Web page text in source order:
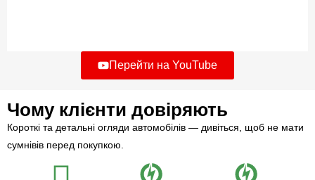
Перейти на YouTube
Чому клієнти довіряють
Короткі та детальні огляди автомобілів — дивіться, щоб не мати
сумнівів перед покупкою.